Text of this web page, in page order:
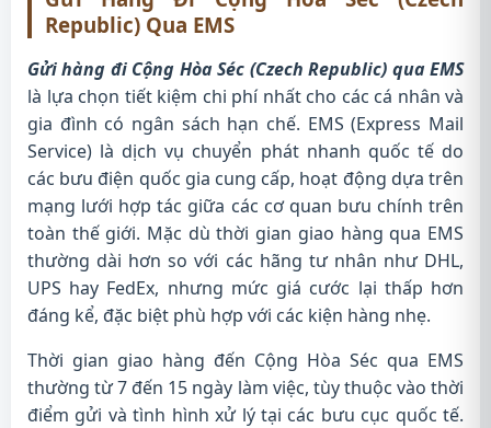
Republic) Qua EMS
Gửi hàng đi Cộng Hòa Séc (Czech Republic) qua EMS
là lựa chọn tiết kiệm chi phí nhất cho các cá nhân và
gia đình có ngân sách hạn chế. EMS (Express Mail
Service) là dịch vụ chuyển phát nhanh quốc tế do
các bưu điện quốc gia cung cấp, hoạt động dựa trên
mạng lưới hợp tác giữa các cơ quan bưu chính trên
toàn thế giới. Mặc dù thời gian giao hàng qua EMS
thường dài hơn so với các hãng tư nhân như DHL,
UPS hay FedEx, nhưng mức giá cước lại thấp hơn
đáng kể, đặc biệt phù hợp với các kiện hàng nhẹ.
Thời gian giao hàng đến Cộng Hòa Séc qua EMS
thường từ 7 đến 15 ngày làm việc, tùy thuộc vào thời
điểm gửi và tình hình xử lý tại các bưu cục quốc tế.